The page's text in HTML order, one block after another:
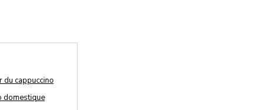
du cappuccino
domestique